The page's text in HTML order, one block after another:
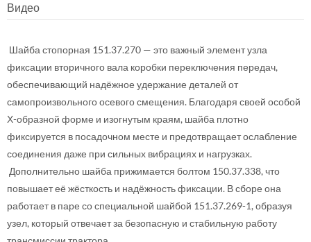
Видео
Шайба стопорная 151.37.270 — это важный элемент узла
фиксации вторичного вала коробки переключения передач,
обеспечивающий надёжное удержание деталей от
самопроизвольного осевого смещения. Благодаря своей особой
Х-образной форме и изогнутым краям, шайба плотно
фиксируется в посадочном месте и предотвращает ослабление
соединения даже при сильных вибрациях и нагрузках.
Дополнительно шайба прижимается болтом 150.37.338, что
повышает её жёсткость и надёжность фиксации. В сборе она
работает в паре со специальной шайбой 151.37.269-1, образуя
узел, который отвечает за безопасную и стабильную работу